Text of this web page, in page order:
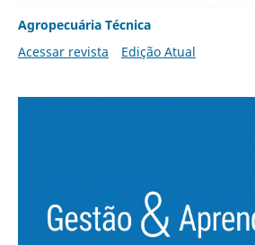
Agropecuária Técnica
Acessar revista
Edição Atual